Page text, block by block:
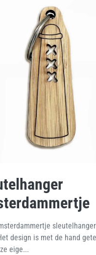
design is met de hand
eige...